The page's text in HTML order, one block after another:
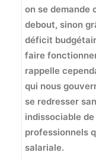
on se demande
debout, sinon
déficit
faire
rappelle
qui nous
se redresser
indissociable
professionnels
salariale.